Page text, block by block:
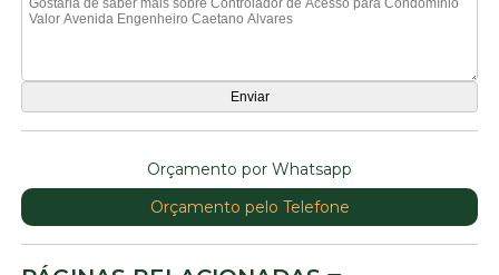
Orçamento por Whatsapp
Orçamento pelo Telefone